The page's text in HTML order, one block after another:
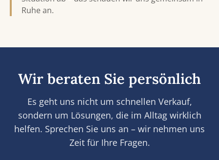
Ruhe an.
Wir beraten Sie persönlich
Es geht uns nicht um schnellen Verkauf,
sondern um Lösungen, die im Alltag wirklich
helfen. Sprechen Sie uns an – wir nehmen uns
Zeit für Ihre Fragen.